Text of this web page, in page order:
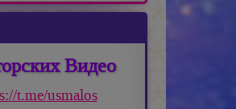
Видео
t.me/usmalos